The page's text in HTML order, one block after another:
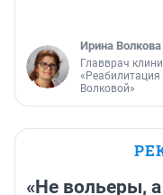
Ирина Волкова
Главврач
«Реабилитация
Волковой»
«Не вольеры,